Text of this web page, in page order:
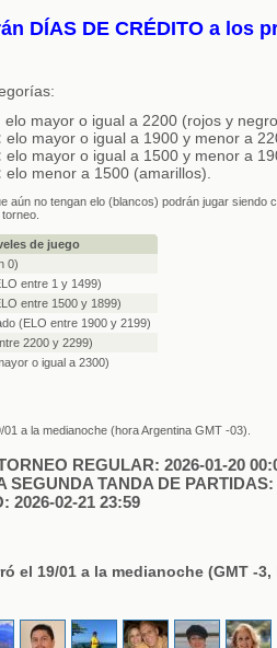
DÍAS DE CRÉDITO a los
elo mayor o igual a 2200 (rojos y
elo mayor o igual a 1900 y menor a
elo mayor o igual a 1500 y menor a
elo menor a 1500 (amarillos).
aún no tengan elo (blancos) podrán jugar siendo
de juego
0)
entre 1 y 1499)
entre 1500 y 1899)
(ELO entre 1900 y 2199)
2200 y 2299)
o igual a 2300)
a la medianoche (hora Argentina GMT -03).
REGULAR: 2026-01-20
SEGUNDA TANDA DE PARTIDAS:
2026-02-21 23:59
el 19/01 a la medianoche (GMT -